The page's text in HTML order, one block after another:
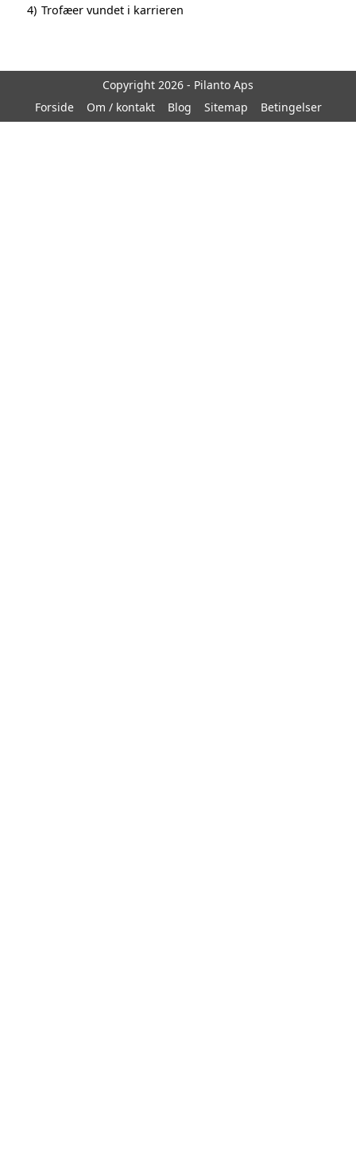
4) Trofæer vundet i karrieren
Copyright 2026 - Pilanto Aps
Forside
Om / kontakt Blog Sitemap Betingelser